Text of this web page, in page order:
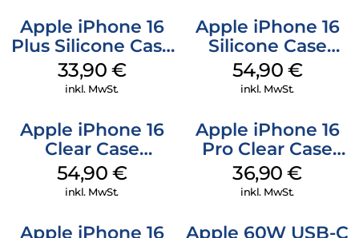
Apple iPhone 16
Plus Silicone Case
MagSafe Lake
Green
33,90 €
inkl. MwSt.
Apple iPhone 16
Silicone Case
MagSafe Lake
Green
54,90 €
inkl. MwSt.
Apple iPhone 16
Clear Case
MagSafe
Transparent
54,90 €
inkl. MwSt.
Apple iPhone 16
Pro Clear Case
MagSafe
Transparent
36,90€
inkl. MwSt.
Apple iPhone 16 Apple 60W USB-C